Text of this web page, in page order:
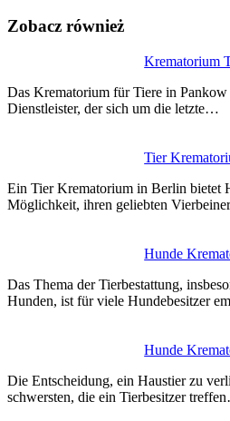
Zobacz również
Krematorium
Das Krematorium für Tiere in Pankow
Dienstleister, der sich um die letzte…
Tier
Ein Tier Krematorium in Berlin bietet
Möglichkeit, ihren geliebten
Hunde
Das Thema der Tierbestattung,
Hunden, ist für viele Hundebesitzer
Hunde
Die Entscheidung, ein Haustier zu
schwersten, die ein Tierbesitzer
wpisu